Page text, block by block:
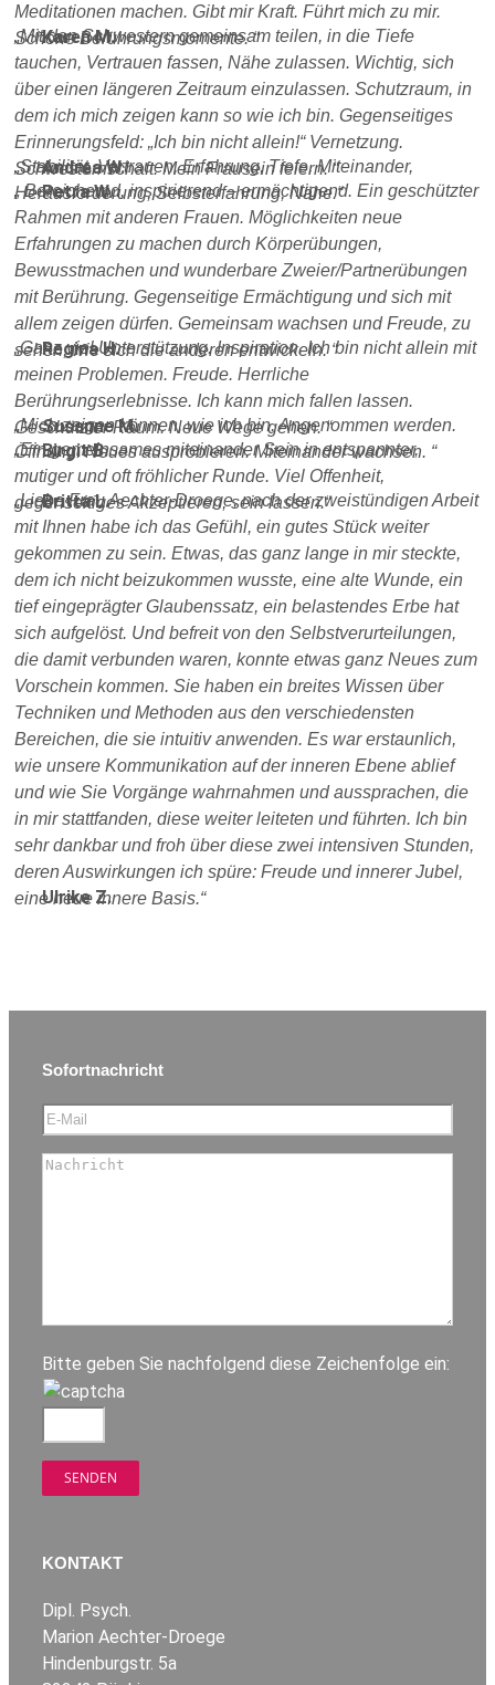
Meditationen machen. Gibt mir Kraft. Führt mich zu mir.
Schöne Berührungsmomente.
Karen M.
Mit den Schwestern gemeinsam teilen, in die Tiefe
tauchen, Vertrauen fassen, Nähe zulassen. Wichtig, sich
über einen längeren Zeitraum einzulassen. Schutzraum, in
dem ich mich zeigen kann so wie ich bin. Gegenseitiges
Erinnerungsfeld: „Ich bin nicht allein!“ Vernetzung.
Schwesternschaft. Mein Frausein feiern.
Andrea W.
Stabilität, Vertrauen, Erfahrung, Tiefe, Miteinander,
Herausforderung, Selbsterfahrung, Nähe.
Petra W.
Bereichernd, inspirierend – ermächtigend. Ein geschützter
Rahmen mit anderen Frauen. Möglichkeiten neue
Erfahrungen zu machen durch Körperübungen,
Bewusstmachen und wunderbare Zweier/Partnerübungen
mit Berührung. Gegenseitige Ermächtigung und sich mit
allem zeigen dürfen. Gemeinsam wachsen und Freude, zu
sehen, wie sich die anderen entwickeln.
Regina H.
Ganz viel Unterstützung. Inspiration. Ich bin nicht allein mit
meinen Problemen. Freude. Herrliche
Berührungserlebnisse. Ich kann mich fallen lassen.
Geschützter Raum. Neue Wege gehen.
Susanne M.
Mich zeigen können, wie ich bin. Angenommen werden.
Öffnung. Neues ausprobieren. Miteinander wachsen.
Birgit B.
Ein gemeinsames miteinander Sein in entspannter,
mutiger und oft fröhlicher Runde. Viel Offenheit,
gegenseitiges Akzeptieren, sein lassen.
Britta L.
Liebe Frau Aechter-Droege, nach der zweistündigen Arbeit
mit Ihnen habe ich das Gefühl, ein gutes Stück weiter
gekommen zu sein. Etwas, das ganz lange in mir steckte,
dem ich nicht beizukommen wusste, eine alte Wunde, ein
tief eingeprägter Glaubenssatz, ein belastendes Erbe hat
sich aufgelöst. Und befreit von den Selbstverurteilungen,
die damit verbunden waren, konnte etwas ganz Neues zum
Vorschein kommen. Sie haben ein breites Wissen über
Techniken und Methoden aus den verschiedensten
Bereichen, die sie intuitiv anwenden. Es war erstaunlich,
wie unsere Kommunikation auf der inneren Ebene ablief
und wie Sie Vorgänge wahrnahmen und aussprachen, die
in mir stattfanden, diese weiter leiteten und führten. Ich bin
sehr dankbar und froh über diese zwei intensiven Stunden,
deren Auswirkungen ich spüre: Freude und innerer Jubel,
eine neue innere Basis.
Ulrike Z.
Sofortnachricht
Bitte geben Sie nachfolgend diese Zeichenfolge ein:
KONTAKT
Dipl. Psych.
Marion Aechter-Droege
Hindenburgstr. 5a